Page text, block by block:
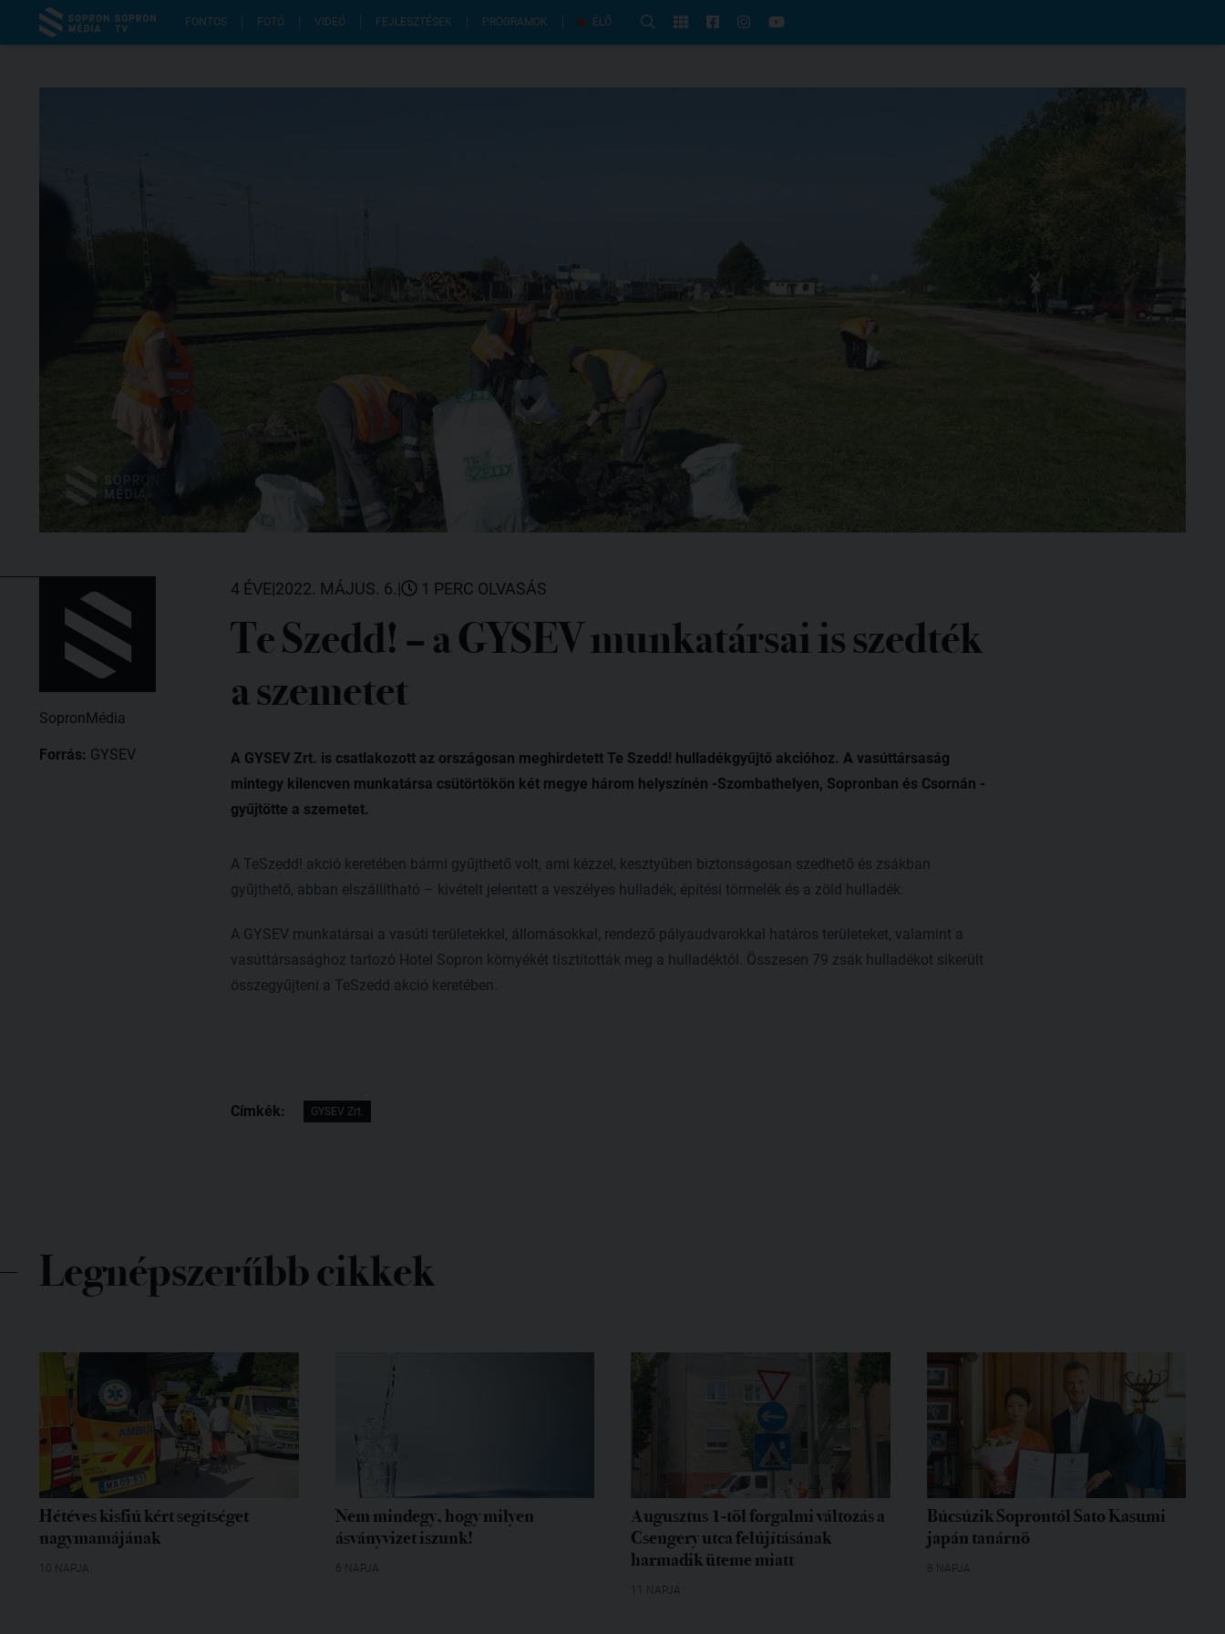
FONTOS FOTÓ VIDEÓ FEJLESZTÉSEK PROGRAMOK ÉLŐ
SopronMédia
Forrás: GYSEV
4 ÉVE|2022. MÁJUS. 6.| 1 PERC OLVASÁS
Te Szedd! – a GYSEV munkatársai is szedték
a szemetet
A GYSEV Zrt. is csatlakozott az országosan meghirdetett Te Szedd! hulladékgyűjtő akcióhoz. A vasúttársaság
mintegy kilencven munkatársa csütörtökön két megye három helyszínén -Szombathelyen, Sopronban és Csornán -
gyűjtötte a szemetet.
A TeSzedd! akció keretében bármi gyűjthető volt, ami kézzel, kesztyűben biztonságosan szedhető és zsákban
gyűjthető, abban elszállítható – kivételt jelentett a veszélyes hulladék, építési törmelék és a zöld hulladék.
A GYSEV munkatársai a vasúti területekkel, állomásokkal, rendező pályaudvarokkal határos területeket, valamint a
vasúttársasághoz tartozó Hotel Sopron környékét tisztították meg a hulladéktól. Összesen 79 zsák hulladékot sikerült
összegyűjteni a TeSzedd akció keretében.
Címkék: GYSEV Zrt.
Legnépszerűbb cikkek
Hétéves kisfiú kért segítséget
nagymamájának
10 NAPJA
Nem mindegy, hogy milyen
ásványvizet iszunk!
6 NAPJA
Augusztus 1-től forgalmi változás a
Csengery utca felújításának
harmadik üteme miatt
11 NAPJA
Búcsúzik Soprontól Sato Kasumi
japán tanárnő
8 NAPJA